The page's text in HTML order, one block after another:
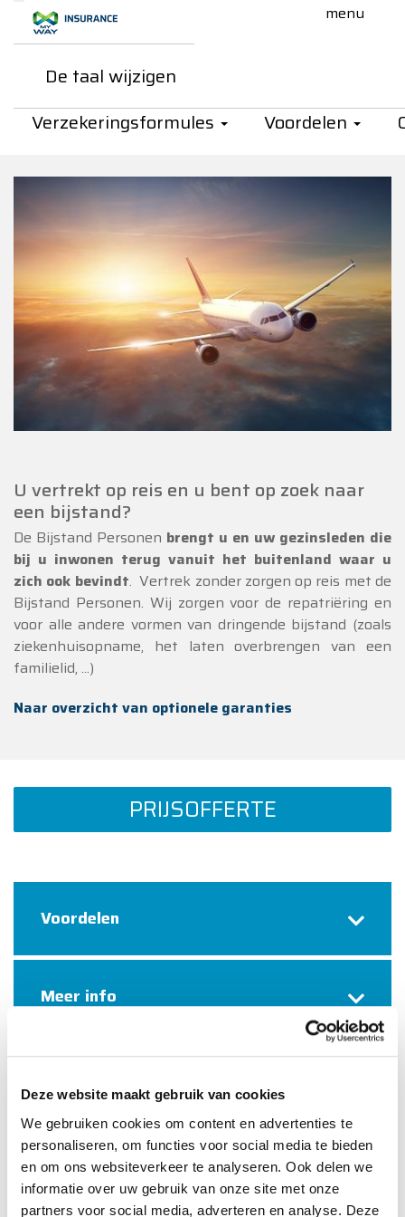
Deze website maakt gebruik van cookies
We gebruiken cookies om content en advertenties te
personaliseren, om functies voor social media te bieden
en om ons websiteverkeer te analyseren. Ook delen we
informatie over uw gebruik van onze site met onze
partners voor social media, adverteren en analyse. Deze
Skip to Main Content
De taal wijzigen
Verzekeringsformules
Voordelen
My Way Insurance - Bijstand
Bijstand Personen
U vertrekt op reis en u bent op zoek naar
een bijstand?
De Bijstand Personen brengt u en uw gezinsleden die
bij u inwonen terug vanuit het buitenland waar u
zich ook bevindt. Vertrek zonder zorgen op reis met de
Bijstand Personen. Wij zorgen voor de repatriëring en
voor alle andere vormen van dringende bijstand (zoals
ziekenhuisopname, het laten overbrengen van een
familielid, ...)
Naar overzicht van optionele garanties
PRIJSOFFERTE
Voordelen
Meer info
Het contract voor deze verzekering wordt
afgesloten voor een periode van één jaar en wordt
elk jaar stilzwijgend verlengd.